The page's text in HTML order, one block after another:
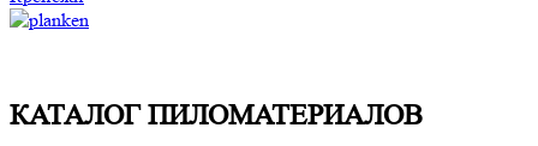
КАТАЛОГ ПИЛОМАТЕРИАЛОВ